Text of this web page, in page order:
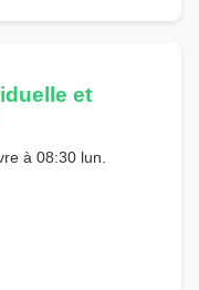
et
à 08:30 lun.